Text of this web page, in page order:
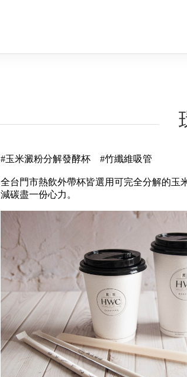
#玉米澱粉分解發酵杯 #竹纖維吸管
全台門市熱飲外帶杯皆選用可完全分解的玉
減碳盡一份心力。